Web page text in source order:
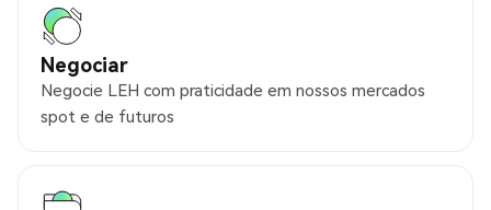
Negociar
Negocie LEH com praticidade em nossos mercados
spot e de futuros